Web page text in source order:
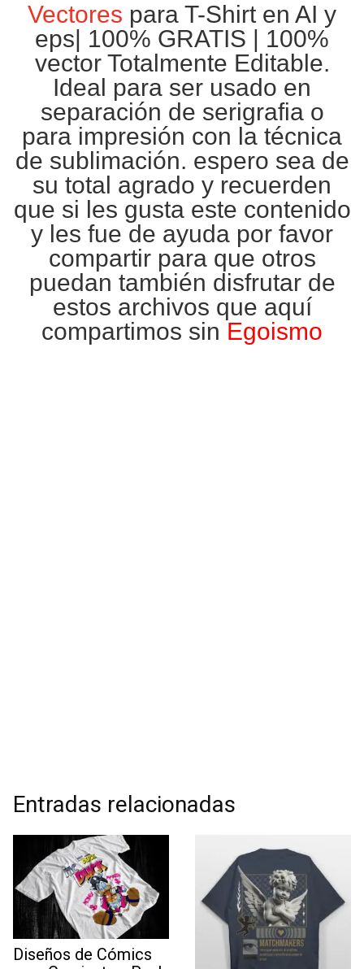
Vectores para T-Shirt en AI y
eps| 100% GRATIS | 100%
vector Totalmente Editable.
Ideal para ser usado en
separación de serigrafiao
para impresión con la técnica
de sublimación. espero sea de
su total agrado y recuerden
que si les gusta este contenido
y les fue de ayuda por favor
compartir para que otros
puedan también disfrutar de
estos archivos que aquí
compartimos sin Egoismo
Entradas relacionadas
Diseños de Cómics